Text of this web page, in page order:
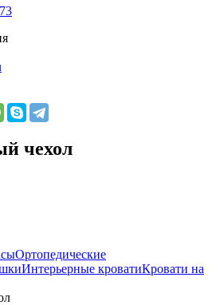
чехол
Ортопедические
Интерьерные кроватиКровати на